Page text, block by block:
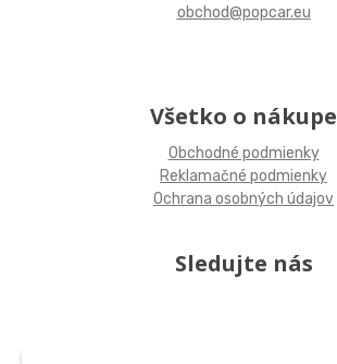
obchod@popcar.eu
Všetko o nákupe
Obchodné podmienky
Reklamačné podmienky
Ochrana osobných údajov
Sledujte nás